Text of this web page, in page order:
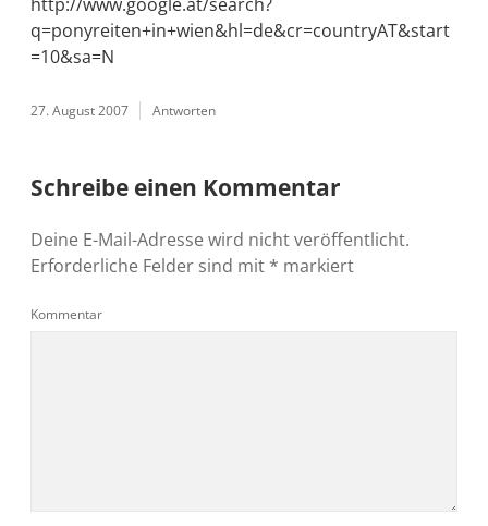
q=ponyreiten+in+wien&hl=de&cr=countryAT&start
=10&sa=N
27. August 2007 Antworten
Schreibe einen Kommentar
Deine E-Mail-Adresse wird nicht veröffentlicht.
Erforderliche Felder sind mit * markiert
Kommentar